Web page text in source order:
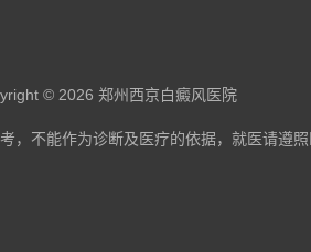
© 2026 郑州西京白癜风医院
，不能作为诊断及医疗的依据，就医请遵